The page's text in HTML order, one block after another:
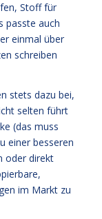
Stoff für
passte auch
einmal über
schreiben
stets dazu bei,
selten führt
(das muss
einer besseren
oder direkt
im Markt zu